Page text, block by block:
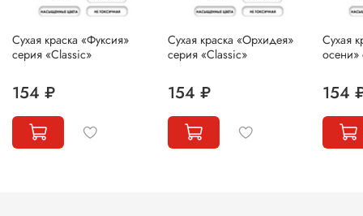
Сухая краска «Фуксия»
серия «Classic»
154 ₽
Сухая краска «Орхидея»
серия «Classic»
154 ₽
Сухая
осени»
154